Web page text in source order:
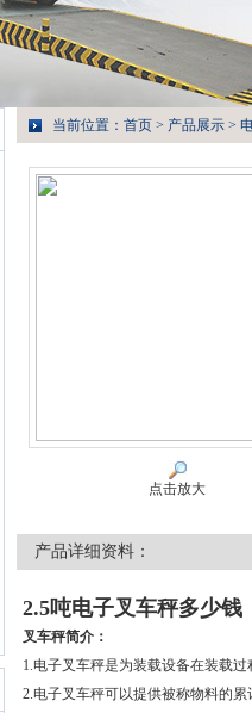
当前位置： 首页 > 产品展示 >
点击放大
产品详细资料：
2.5吨电子叉车秤多少钱
叉车秤简介：
1.电子叉车秤是为装载设备在装载
2.电子叉车秤可以提供被称物料的